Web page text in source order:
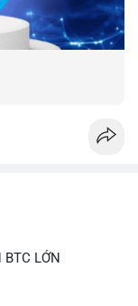
BTC LỚN